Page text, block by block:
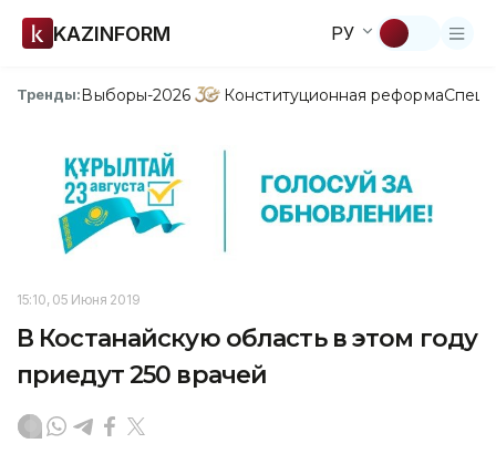
KAZINFORM РУ
Тренды:Выборы-2026 Конституционная реформа
15:10, 05 Июня 2019
В Костанайскую область в этом году
приедут 250 врачей